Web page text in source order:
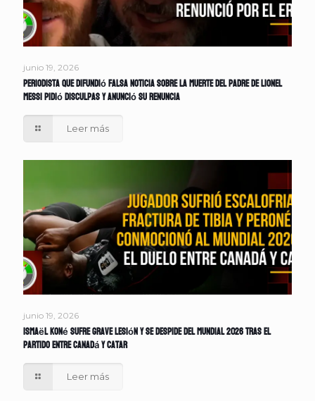
junio 19, 2026
Periodista que difundió falsa noticia sobre la muerte del padre de Lionel
Messi pidió disculpas y anunció su renuncia
Leer más
junio 19, 2026
Ismaël Koné sufre grave lesión y se despide del Mundial 2026 tras el
partido entre Canadá y Catar
Leer más